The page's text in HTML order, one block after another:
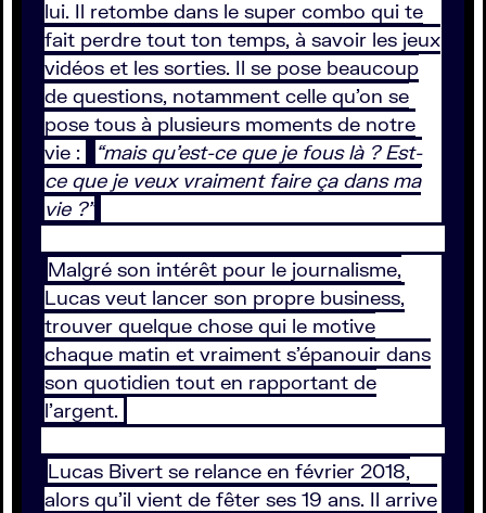
lui. Il retombe dans le super combo qui te
fait perdre tout ton temps, à savoir les jeux
vidéos et les sorties. Il se pose beaucoup
de questions, notamment celle qu’on se
pose tous à plusieurs moments de notre
vie :
“mais qu’est-ce que je fous là ? Est-
ce que je veux vraiment faire ça dans ma
vie ?”
Malgré son intérêt pour le journalisme,
Lucas veut lancer son propre business,
trouver quelque chose qui le motive
chaque matin et vraiment s’épanouir dans
son quotidien tout en rapportant de
l’argent.
Lucas Bivert se relance en février 2018,
alors qu’il vient de fêter ses 19 ans. Il arrive